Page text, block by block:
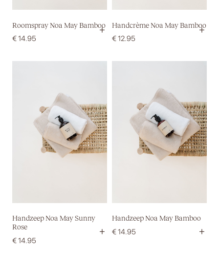
Roomspray Noa May Bamboo
€14.95
+ Handcrème Noa May Bamboo
€12.95
+
Handzeep Noa May Sunny
Rose
€14.95
+
Handzeep Noa May Bamboo
€14.95 +